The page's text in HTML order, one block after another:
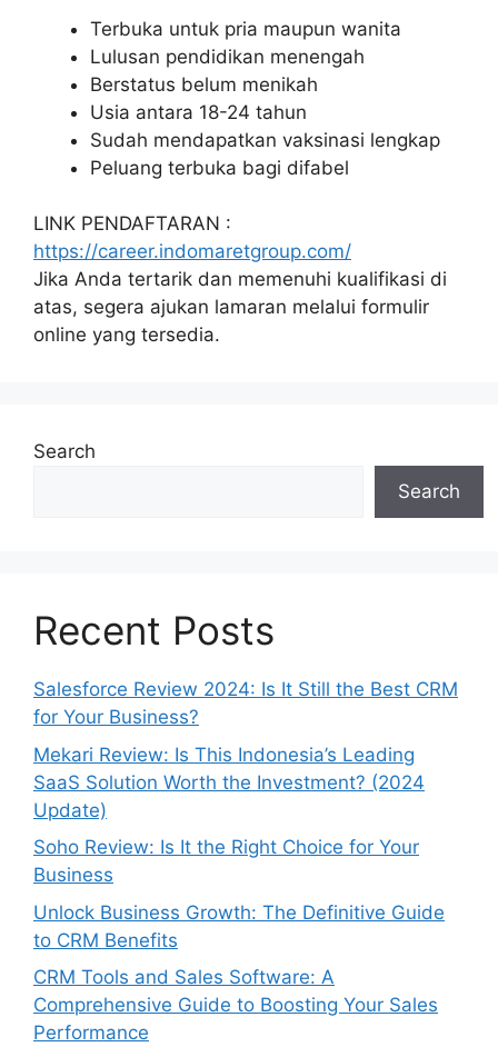
Terbuka untuk pria maupun wanita
Lulusan pendidikan menengah
Berstatus belum menikah
Usia antara 18-24 tahun
Sudah mendapatkan vaksinasi lengkap
Peluang terbuka bagi difabel
LINK PENDAFTARAN :
https://career.indomaretgroup.com/
Jika Anda tertarik dan memenuhi kualifikasi di
atas, segera ajukan lamaran melalui formulir
online yang tersedia.
Search
Search
Recent Posts
Salesforce Review 2024: Is It Still the Best CRM
for Your Business?
Mekari Review: Is This Indonesia’s Leading
SaaS Solution Worth the Investment? (2024
Update)
Soho Review: Is It the Right Choice for Your
Business
Unlock Business Growth: The Definitive Guide
to CRM Benefits
CRM Tools and Sales Software: A
Comprehensive Guide to Boosting Your Sales
Performance